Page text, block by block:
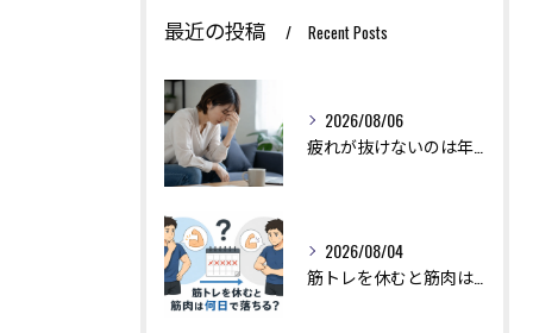
最近の投稿 Recent Posts
2026/08/06
2026/08/04